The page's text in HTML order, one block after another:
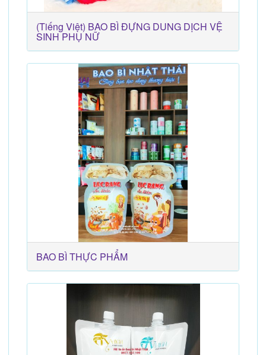
(Tiếng Việt) BAO BÌ ĐỰNG DUNG DỊCH VỆ
SINH PHỤ NỮ
BAO BÌ THỰC PHẨM